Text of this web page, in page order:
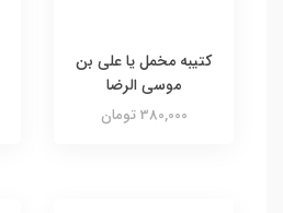
کتیبه مخمل یا علی بن
موسی الرضا
380,000 تومان